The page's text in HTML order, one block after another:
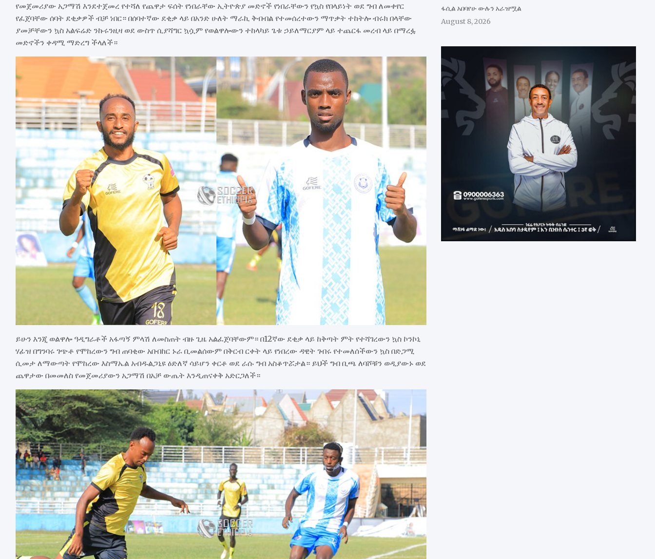
የመጀመሪያው አጋማሽ እንደተጀመረ የተሻለ የጨዋታ ፍሰት የነበራቸው ኢትዮጵያ መድኖች የነበራቸውን የኳስ የበላይነት ወደ ግብ ለመቀየር
የፈጀባቸው ሰባት ደቂቃዎች ብቻ ነበር። በሰባተኛው ደቂቃ ላይ በአንድ ሁለት ማራኪ ቅብብል የተመሰረተውን ማጥቃት ተከትሎ ብሩክ በላቸው
ያመቻቸውን ኳስ አልፍሬድ ንኩሩንዚዛ ወደ ውስጥ ሲያሻግር ኳሷም የወልዋሎውን ተከላካይ ጌቱ ኃይለማርያም ላይ ተጨርፋ መረብ ላይ በማረፏ
መድኖችን ቀዳሚ ማድረግ ችላለች።
ይሁን እንጂ ወልዋሎ ዓዲግራቶች አፋጣኝ ምላሽ ለመስጠት ብዙ ጊዜ አልፈጀባቸውም። በ12ኛው ደቂቃ ላይ ከቅጣት ምት የተሻገረውን ኳስ ኮንኮኒ
ሃፊዝ በግንባሩ ገጭቶ የሞከረውን ግብ ጠባቂው አቡበከር ኑራ ቢመልሰውም በቅርብ ርቀት ላይ የነበረው ዳዊት ገብሩ የተመለሰችውን ኳስ በድጋሚ
ሲመታ ለማውጣት የሞከረው እስማኤል አብዱልጋኒዩ ዕድለኛ ሳይሆን ቀርቶ ወደ ራሱ ግብ አስቆጥሯታል። ይህች ግብ ቢጫ ለባሾቹን ወዲያውኑ ወደ
ጨዋታው በመመለስ የመጀመሪያውን አጋማሽ በአቻ ውጤት እንዲጠናቀቅ አድርጋለች።
ፋሲል አበባየሁ ውሉን አራዝሟል
August 8, 2026